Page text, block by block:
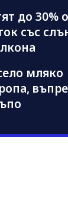
до 30%
със
мляко